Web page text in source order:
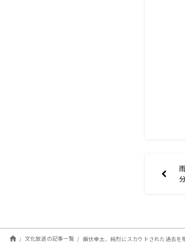
文化放送の記事一覧 飯伏幸太、純烈にスカウトされた過去を